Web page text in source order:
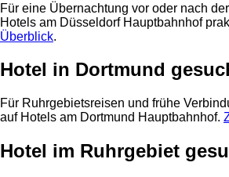
Für eine Übernachtung vor oder nach
Hotels am Düsseldorf Hauptbahnhof
Überblick.
Hotel in Dortmund
Für Ruhrgebietsreisen und frühe
auf Hotels am Dortmund Hauptbahnhof.
Hotel im Ruhrgebiet